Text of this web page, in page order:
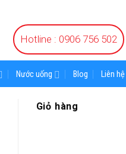
Hotline : 0906 756 502
Nước uống Blog Liên hệ
Giỏ hàng